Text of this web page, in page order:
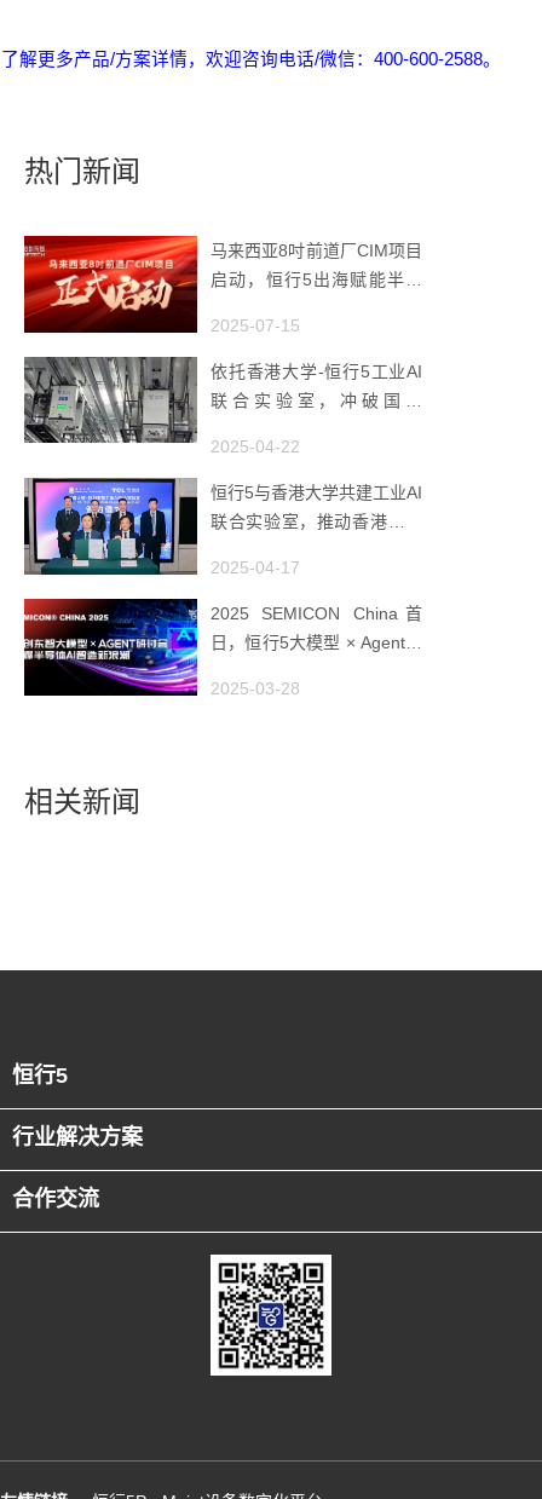
了解更多产品/方案详情，欢迎咨询电话/微信：400-600-2588。
热门新闻
马来西亚8吋前道厂CIM项目
启动，恒行5出海赋能半导
2025-07-15
依托香港大学-恒行5工业AI
联合实验室，冲破国产
2025-04-22
恒行5与香港大学共建工业AI
联合实验室，推动香港成为
2025-04-17
2025 SEMICON China首
日，恒行5大模型 × Agent研
潮
2025-03-28
相关新闻
恒行5
行业解决方案
合作交流